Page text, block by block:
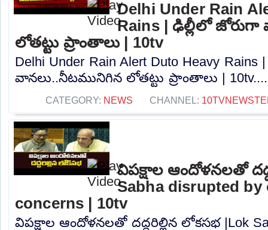
Delhi Under Rain
Rains | ఢిల్లీలో
లోతట్టు ప్రాంతాలు | 10tv
Delhi Under Rain Alert Duto Heavy
వానలు..నీటమునిగిన లోతట్టు ప్రాంతాలు |
CATEGORY: NEWS CHANNEL:
విపక్షాల ఆందోళనలతో
Sabha disrupted
concerns | 10tv
విపక్షాల ఆందోళనలతో దద్దరిల్లిన లోకసభ |Lok